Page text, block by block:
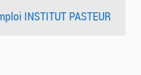
INSTITUT PASTEUR